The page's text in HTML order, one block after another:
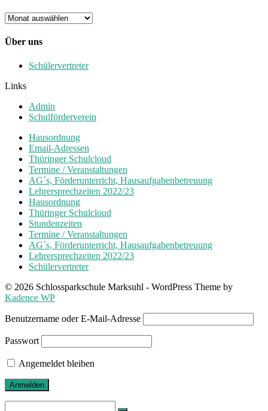
Archiv
Über uns
Schülervertreter
Links
Admin
Schulförderverein
Hausordnung
Email-Adressen
Thüringer Schulcloud
Termine / Veranstaltungen
AG´s, Förderunterricht, Hausaufgabenbetreuung
Lehrersprechzeiten 2022/23
Hausordnung
Thüringer Schulcloud
Stundenzeiten
Termine / Veranstaltungen
AG´s, Förderunterricht, Hausaufgabenbetreuung
Lehrersprechzeiten 2022/23
Schülervertreter
© 2026 Schlossparkschule Marksuhl - WordPress Theme by
Kadence WP
Benutzername oder E-Mail-Adresse
Passwort
Angemeldet bleiben